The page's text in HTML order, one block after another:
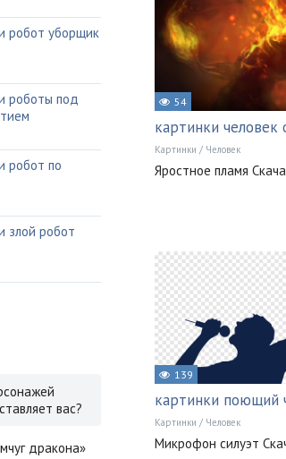
54
картинки человек
Картинки / Человек
Яростное пламя
139
картинки поющий
Картинки / Человек
Микрофон силуэт
робот уборщик
роботы под
робот по
злой робот
вас?
дракона»